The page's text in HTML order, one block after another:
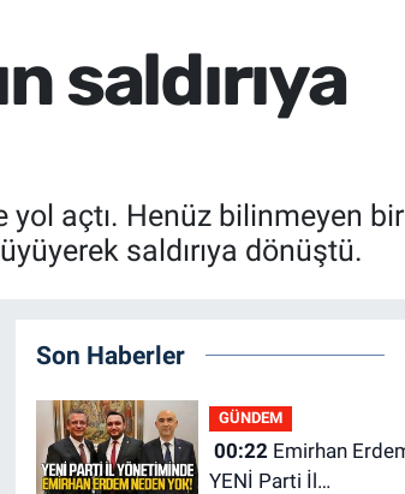
saldırıya
açtı. Henüz bilinmeyen bir
saldırıya dönüştü.
Son Haberler
GÜNDEM
00:22Emirhan Erdem
YENİ Parti İl